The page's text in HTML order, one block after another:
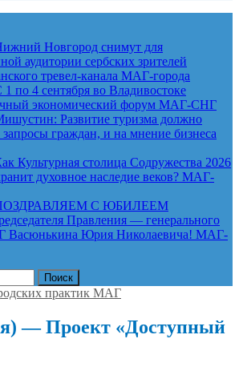
Новгород снимут для
аудитории сербских зрителей
тревел-канала МАГ-города
1 по 4 сентября во Владивостоке
экономический форум МАГ-СНГ
Развитие туризма должно
запросы граждан, и на мнение бизнеса
Культурная столица Содружества 2026
духовное наследие веков? МАГ-
С ЮБИЛЕЕМ
Правления — генерального
Васюнькина Юрия Николаевича! МАГ-
практик МАГ
— Проект «Доступный